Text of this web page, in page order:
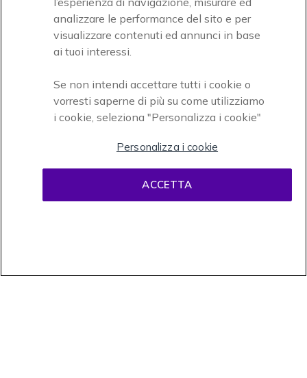
Accettiamo
analizzare le performance del sito e per
visualizzare contenuti ed annunci in base
ai tuoi interessi.
Se non intendi accettare tutti i cookie o
vorresti saperne di più su come utilizziamo
i cookie, seleziona "Personalizza i cookie"
Personalizza i cookie
ACCETTA